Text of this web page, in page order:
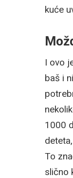
kuće
I ovo
baš i
1000
To
slično